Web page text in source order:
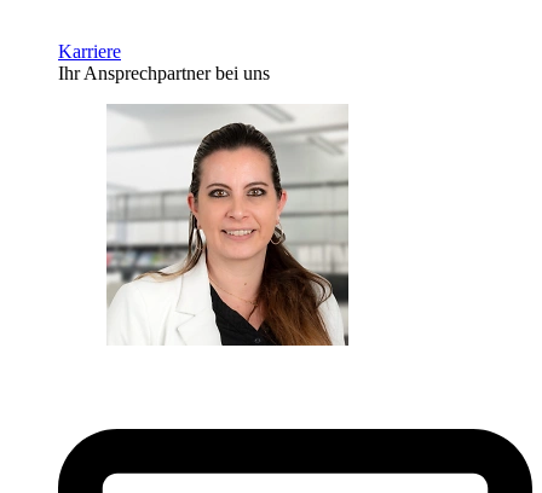
Karriere
Ihr Ansprechpartner bei uns